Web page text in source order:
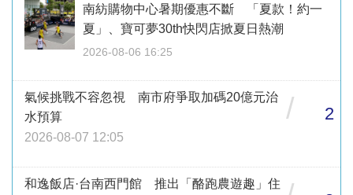
南紡購物中心暑期優惠不斷 「夏款！約一
夏」、寶可夢30th快閃店掀夏日熱潮
2026-08-06 16:25
氣候挑戰不容忽視 南市府爭取加碼20億元治
水預算
2026-08-07 12:05
/ 2
和逸飯店·台南西門館 推出「酪跑農遊趣」住